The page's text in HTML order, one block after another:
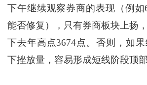
下午继续观察券商的表现（例如
能否修复），只有券商板块上扬
下去年高点3674点。否则，如果
下挫放量，容易形成短线阶段顶部